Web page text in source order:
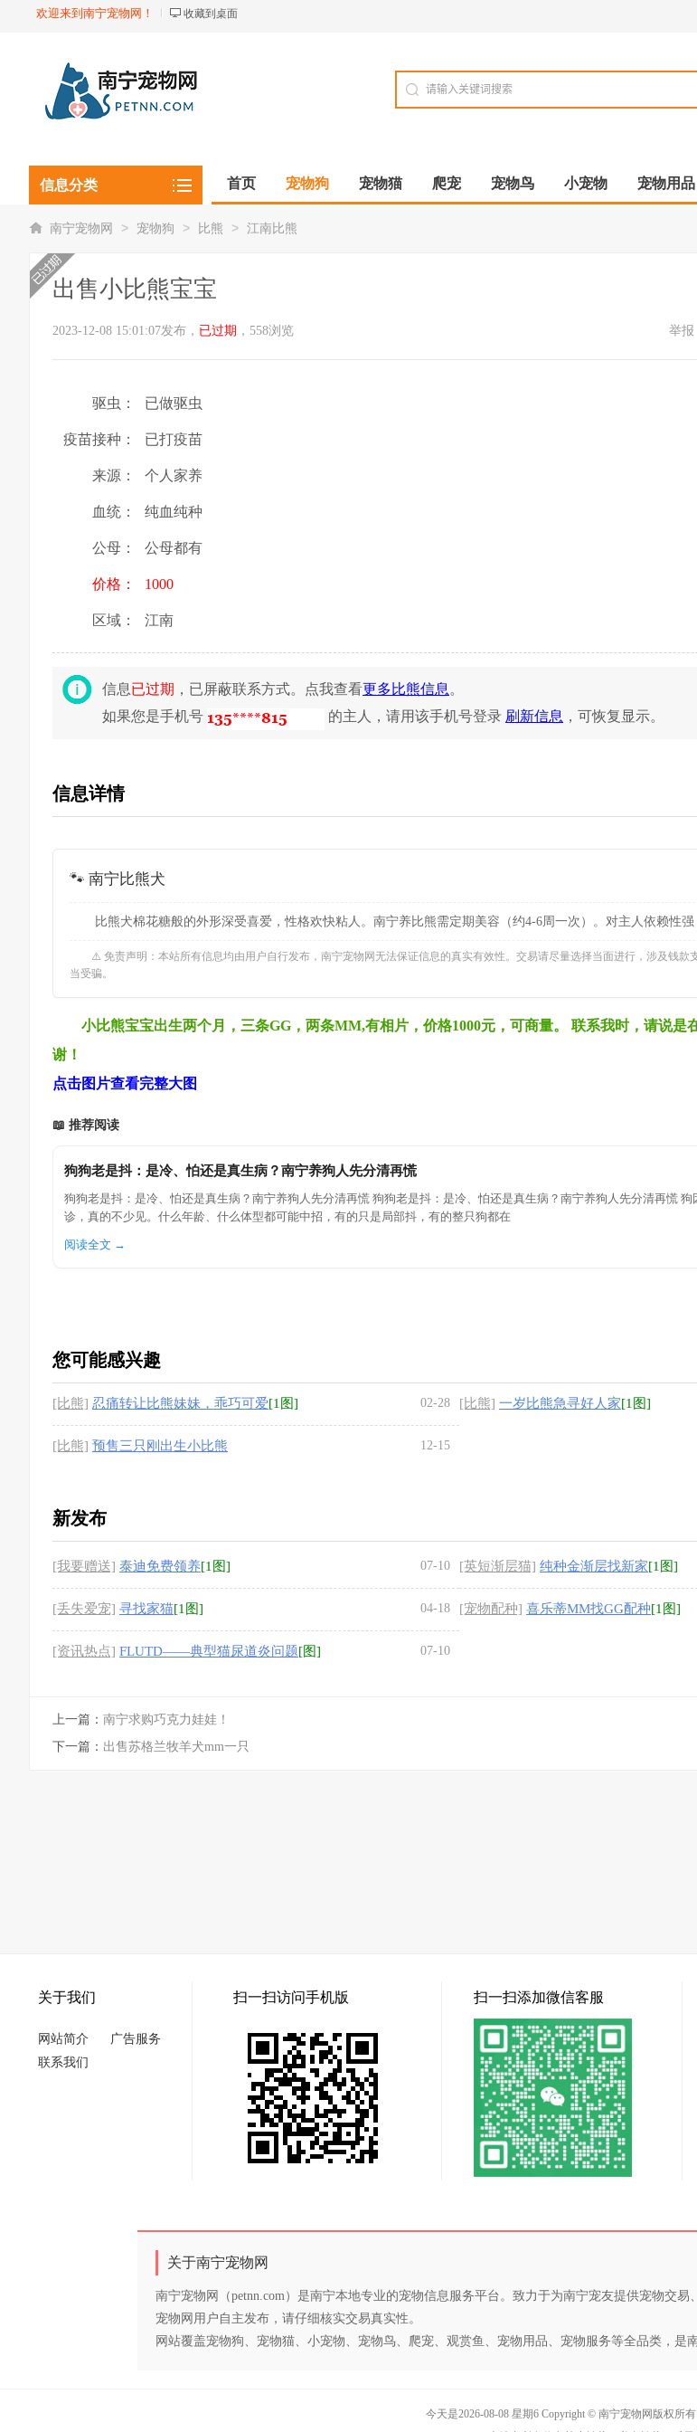
欢迎来到南宁宠物网！ 收藏到桌面
信息分类 首页 宠物狗 宠物猫 爬宠 宠物鸟 小宠物 宠物用品
观赏植物
南宁宠物网 > 宠物狗 > 比熊 > 江南比熊
出售小比熊宝宝
2023-12-08 15:01:07发布， 已过期 ，558浏览 举报
驱虫： 已做驱虫
疫苗接种： 已打疫苗
来源： 个人家养
血统： 纯血纯种
公母： 公母都有
价格： 1000
区域： 江南
信息已过期 ，已屏蔽联系方式。点我查看更多比熊信息 。
如果您是手机号
的主人，请用该手机号登录 刷新信息 ，可恢复显示。
信息详情
🐾 南宁比熊犬
比熊犬棉花糖般的外形深受喜爱，性格欢快粘人。南宁养比熊需定期美容（约4-6周一次）。对主人依赖性强
⚠️ 免责声明：本站所有信息均由用户自行发布，南宁宠物网无法保证信息的真实有效性。交易请尽量选择当面进行，涉及钱款
当受骗。
小比熊宝宝出生两个月，三条GG，两条MM,有相片，价格1000元，可商量。 联系我时，请说是
谢！
点击图片查看完整大图
📖 推荐阅读
狗狗老是抖：是冷、怕还是真生病？南宁养狗人先分清再慌
狗狗老是抖：是冷、怕还是真生病？南宁养狗人先分清再慌 狗狗老是抖：是冷、怕还是真生病？南宁养狗人先分清再慌
诊，真的不少见。什么年龄、什么体型都可能中招，有的只是局部抖，有的整只狗都在
阅读全文 →
您可能感兴趣
[比熊] 忍痛转让比熊妹妹，乖巧可爱[1图] 02-28 [比熊] 一岁比熊急寻好人家[1图]
[比熊] 预售三只刚出生小比熊 12-15
新发布
[我要赠送] 泰迪免费领养[1图] 07-10 [英短渐层猫] 纯种金渐层找新家[1图]
[丢失爱宠] 寻找家猫[1图] 04-18 [宠物配种] 喜乐蒂MM找GG配种[1图]
[资讯热点] FLUTD——典型猫尿道炎问题[图] 07-10
上一篇： 南宁求购巧克力娃娃！
下一篇： 出售苏格兰牧羊犬mm一只
关于我们
网站简介
广告服务
联系我们
扫一扫访问手机版 扫一扫添加微信客服
关于南宁宠物网
南宁宠物网（petnn.com）是南宁本地专业的宠物信息服务平台。致力于为南宁宠友提供宠物交
宠物网用户自主发布，请仔细核实交易真实性。
网站覆盖宠物狗、宠物猫、小宠物、宠物鸟、爬宠、观赏鱼、宠物用品、宠物服务等全品类，是
今天是2026-08-08 星期6 Copyright © 南宁宠物网版权所有